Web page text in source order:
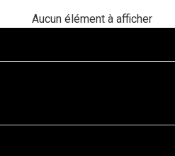
Aucun élément à afficher